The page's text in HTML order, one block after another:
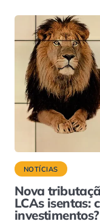
NOTÍCIAS
Nova
LCAs isentas:
investimentos?